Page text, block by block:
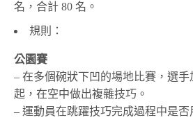
名，合計 80 名。
規則：
公園賽
– 在多個碗狀下凹的場地比賽，選
起，在空中做出複雜技巧。
– 運動員在跳躍技巧完成過程中是